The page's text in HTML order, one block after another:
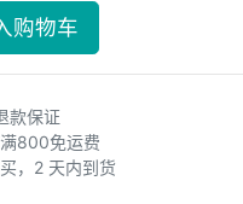
购物车
款保证
800免运费
，2 天内到货